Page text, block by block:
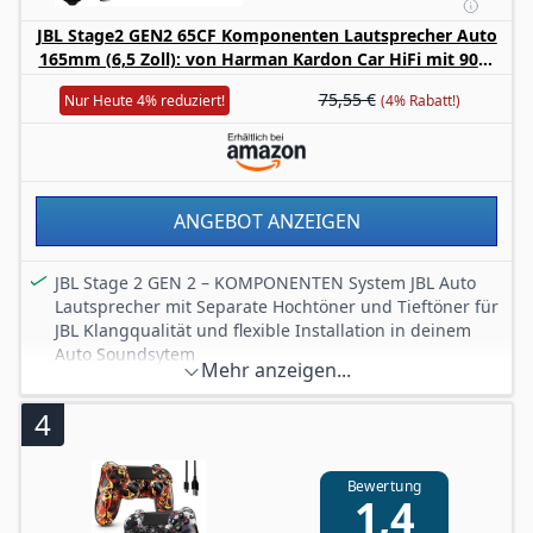
Kompatibel mit Werksradio: Mit 4 Ohm Impedanz und
90 dB Empfindlichkeit arbeiten die Auto Lautsprecher
zuverlässig am Serienradio – kein externer Verstärker
erforderlich
Langlebig & hitzebeständig: Die UV-beständige
Polypropylen-Membran ist für die anspruchsvollen
Bedingungen im Fahrzeug getestet – für dauerhaften
JBL Stage2 GEN2 65CF Komponenten Lautsprecher Auto
165mm (6,5 Zoll): von Harman Kardon Car HiFi mit 90W
RMS und 720W Max Component Auto Boxen Set 2
Tieftöner + 2 Hochtöner
Nur Heute 4% reduziert! 75,55 € (4% Rabatt!)
ANGEBOT ANZEIGEN
JBL Stage 2 GEN 2 – KOMPONENTEN System JBL Auto
Lautsprecher mit Separate Hochtöner und Tieftöner für
JBL Klangqualität und flexible Installation in deinem
Auto Soundsytem
JBL PLUS ONE Technologie – Die patentierte JBL-
Membrantechnologie vergrößert die Konusfläche des
gleicher Einbaugröße
KOMPAKTER Einbau – Die Boxen kommen ohne Gitter
und können somit flach hinter Werksabdeckungen in
Mehr anzeigen...
4
Bewertung
1,4